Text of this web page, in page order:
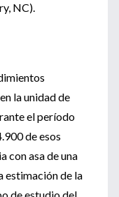
NC).
la unidad de
el período
de esos
con asa de una
estimación de la